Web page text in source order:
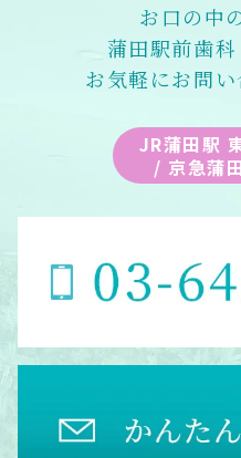
お口の中
蒲田駅前歯
お気軽にお問い
JR蒲田駅
/ 京急蒲